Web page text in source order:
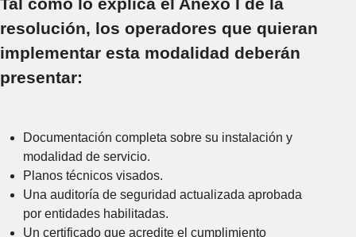
resolución, los operadores que quieran
implementar esta modalidad deberán
presentar:
Documentación completa sobre su instalación y
modalidad de servicio.
Planos técnicos visados.
Una auditoría de seguridad actualizada aprobada
por entidades habilitadas.
Un certificado que acredite el cumplimiento